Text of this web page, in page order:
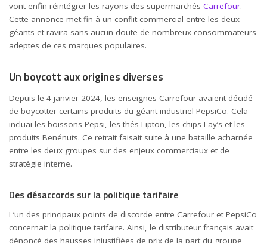
vont enfin réintégrer les rayons des supermarchés Carrefour.
Cette annonce met fin à un conflit commercial entre les deux
géants et ravira sans aucun doute de nombreux consommateurs
adeptes de ces marques populaires.
Un boycott aux origines diverses
Depuis le 4 janvier 2024, les enseignes Carrefour avaient décidé
de boycotter certains produits du géant industriel PepsiCo. Cela
incluai les boissons Pepsi, les thés Lipton, les chips Lay’s et les
produits Benénuts. Ce retrait faisait suite à une bataille acharnée
entre les deux groupes sur des enjeux commerciaux et de
stratégie interne.
Des désaccords sur la politique tarifaire
L’un des principaux points de discorde entre Carrefour et PepsiCo
concernait la politique tarifaire. Ainsi, le distributeur français avait
dénoncé des hausses injustifiées de prix de la part du groupe